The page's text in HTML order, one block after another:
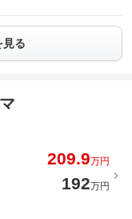
見る
209.9万円
192万円